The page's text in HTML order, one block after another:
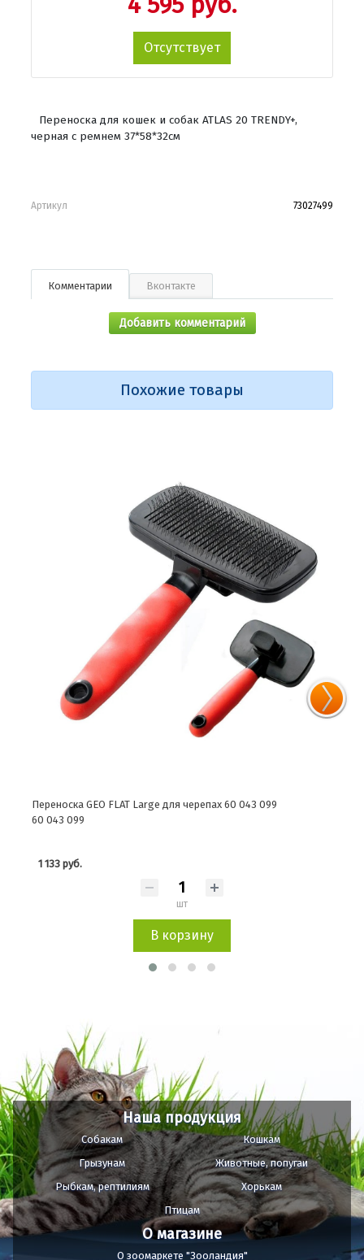
Отсутствует
Переноска для кошек и собак ATLAS 20 TRENDY+,
черная с ремнем 37*58*32см
Артикул 73027499
Комментарии Вконтакте
Добавить комментарий
Похожие товары
Переноска GEO FLAT Large для черепах 60 043 099
60 043 099
1 133 руб.
шт
В корзину
Наша продукция
Собакам
Кошкам
Грызунам
Животные, попугаи
Рыбкам, рептилиям
Хорькам
Птицам
О магазине
О зоомаркете "Зооландия"